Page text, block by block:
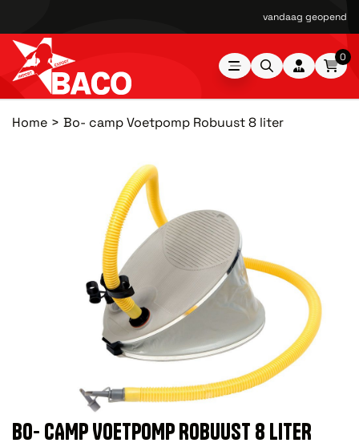
vandaag geopend
0
Home Bo- camp Voetpomp Robuust 8 liter
BO- CAMP VOETPOMP ROBUUST 8 LITER